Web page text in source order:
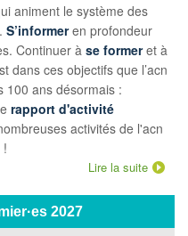
animent le système des
S’informeren profondeur
Continuer à se formeret à
dans ces objectifs que l’acn
100 ans désormais :
rapport d'activité
activités de l'acn
Lire la suite
2027